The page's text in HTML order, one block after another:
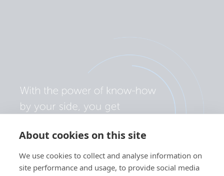
About cookies on this site
We use cookies to collect and analyse information on
site performance and usage, to provide social media